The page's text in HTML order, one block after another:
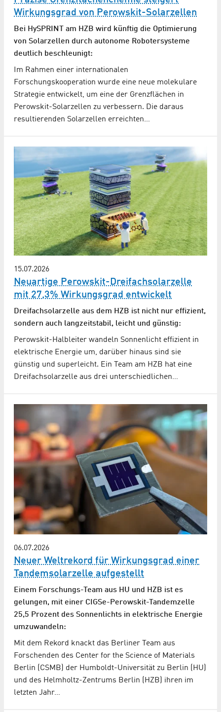
Wirkungsgrad von Perowskit-Solarzellen
Bei HySPRINT am HZB wird künftig die Optimierung
von Solarzellen durch autonome Robotersysteme
deutlich beschleunigt:
Im Rahmen einer internationalen
Forschungskooperation wurde eine neue molekulare
Strategie entwickelt, um eine der Grenzflächen in
Perowskit-Solarzellen zu verbessern. Die daraus
resultierenden Solarzellen erreichten…
15.07.2026
Neuartige Perowskit-Dreifachsolarzelle
mit 27,3% Wirkungsgrad entwickelt
Dreifachsolarzelle aus dem HZB ist nicht nur effizient,
sondern auch langzeitstabil, leicht und günstig:
Perowskit-Halbleiter wandeln Sonnenlicht effizient in
elektrische Energie um, darüber hinaus sind sie
günstig und superleicht. Ein Team am HZB hat eine
Dreifachsolarzelle aus drei unterschiedlichen…
06.07.2026
Neuer Weltrekord für Wirkungsgrad einer
Tandem­solarzelle aufgestellt
Einem Forschungs-Team aus HU und HZB ist es
gelungen, mit einer CIGSe-Perowskit-Tandemzelle
25,5 Prozent des Sonnenlichts in elektrische Energie
umzuwandeln:
Mit dem Rekord knackt das Berliner Team aus
Forschenden des Center for the Science of Materials
Berlin (CSMB) der Humboldt-Universität zu Berlin (HU)
und des Helmholtz-Zentrums Berlin (HZB) ihren im
letzten Jahr…